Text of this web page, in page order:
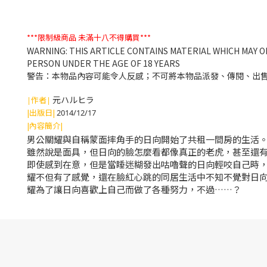
***限制級商品未滿十八不得購買***
WARNING: THIS ARTICLE CONTAINS MATERIAL WHICH MAY
PERSON UNDER THE AGE OF 18 YEARS
警告：本物品內容可能令人反感；不可將本物品派發、傳閱、
|作者| 元ハルヒラ
|出版日| 2014/12/17
|內容簡介|
男公關耀與自稱蒙面摔角手的日向開始了共租一間房的生活
雖然說是面具，但日向的臉怎麼看都像真正的老虎，甚至還
即使感到在意，但是當睡迷糊發出咕嚕聲的日向輕咬自己時
耀不但有了感覺，還在臉紅心跳的同居生活中不知不覺對日
耀為了讓日向喜歡上自己而做了各種努力，不過……？